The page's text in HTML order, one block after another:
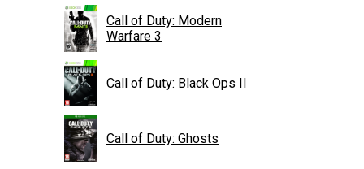
Call of Duty: Modern
Warfare 3
Call of Duty: Black Ops II
Call of Duty: Ghosts